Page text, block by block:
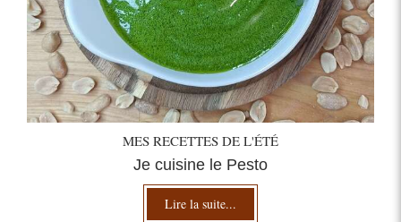
MES RECETTES DE L'ÉTÉ
Je cuisine le Pesto
Lire la suite...